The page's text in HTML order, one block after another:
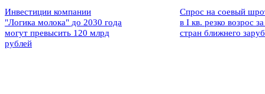
Инвестиции компании
"Логика молока" до 2030 года
могут превысить 120 млрд
рублей
Спрос на соевый
в I кв. резко возрос
стран ближнего